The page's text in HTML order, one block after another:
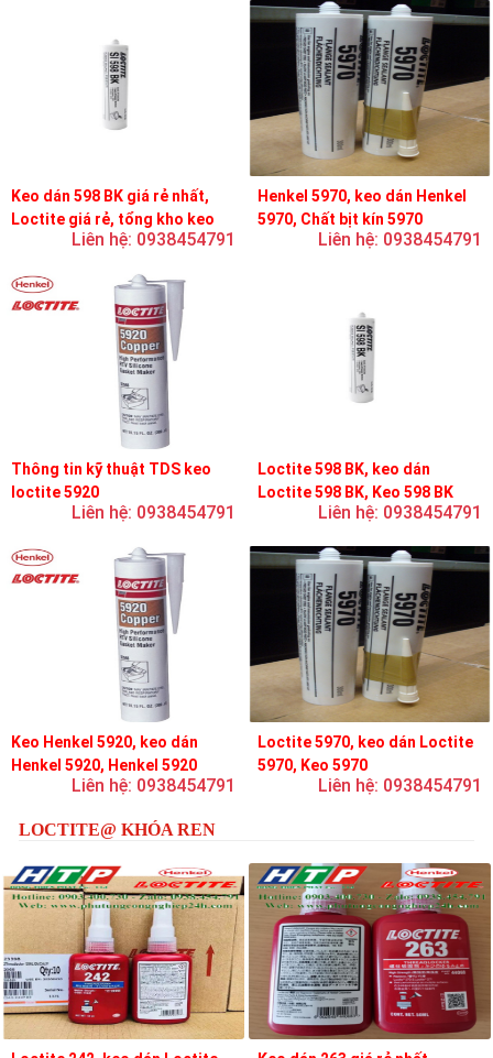
Keo dán 598 BK giá rẻ nhất,
Loctite giá rẻ, tổng kho keo
Liên hệ: 0938454791
Henkel 5970, keo dán Henkel
5970, Chất bịt kín 5970
Liên hệ: 0938454791
Thông tin kỹ thuật TDS keo
loctite 5920
Liên hệ: 0938454791
Loctite 598 BK, keo dán
Loctite 598 BK, Keo 598 BK
Liên hệ: 0938454791
Keo Henkel 5920, keo dán
Henkel 5920, Henkel 5920
Liên hệ: 0938454791
Loctite 5970, keo dán Loctite
5970, Keo 5970
Liên hệ: 0938454791
LOCTITE@ KHÓA REN